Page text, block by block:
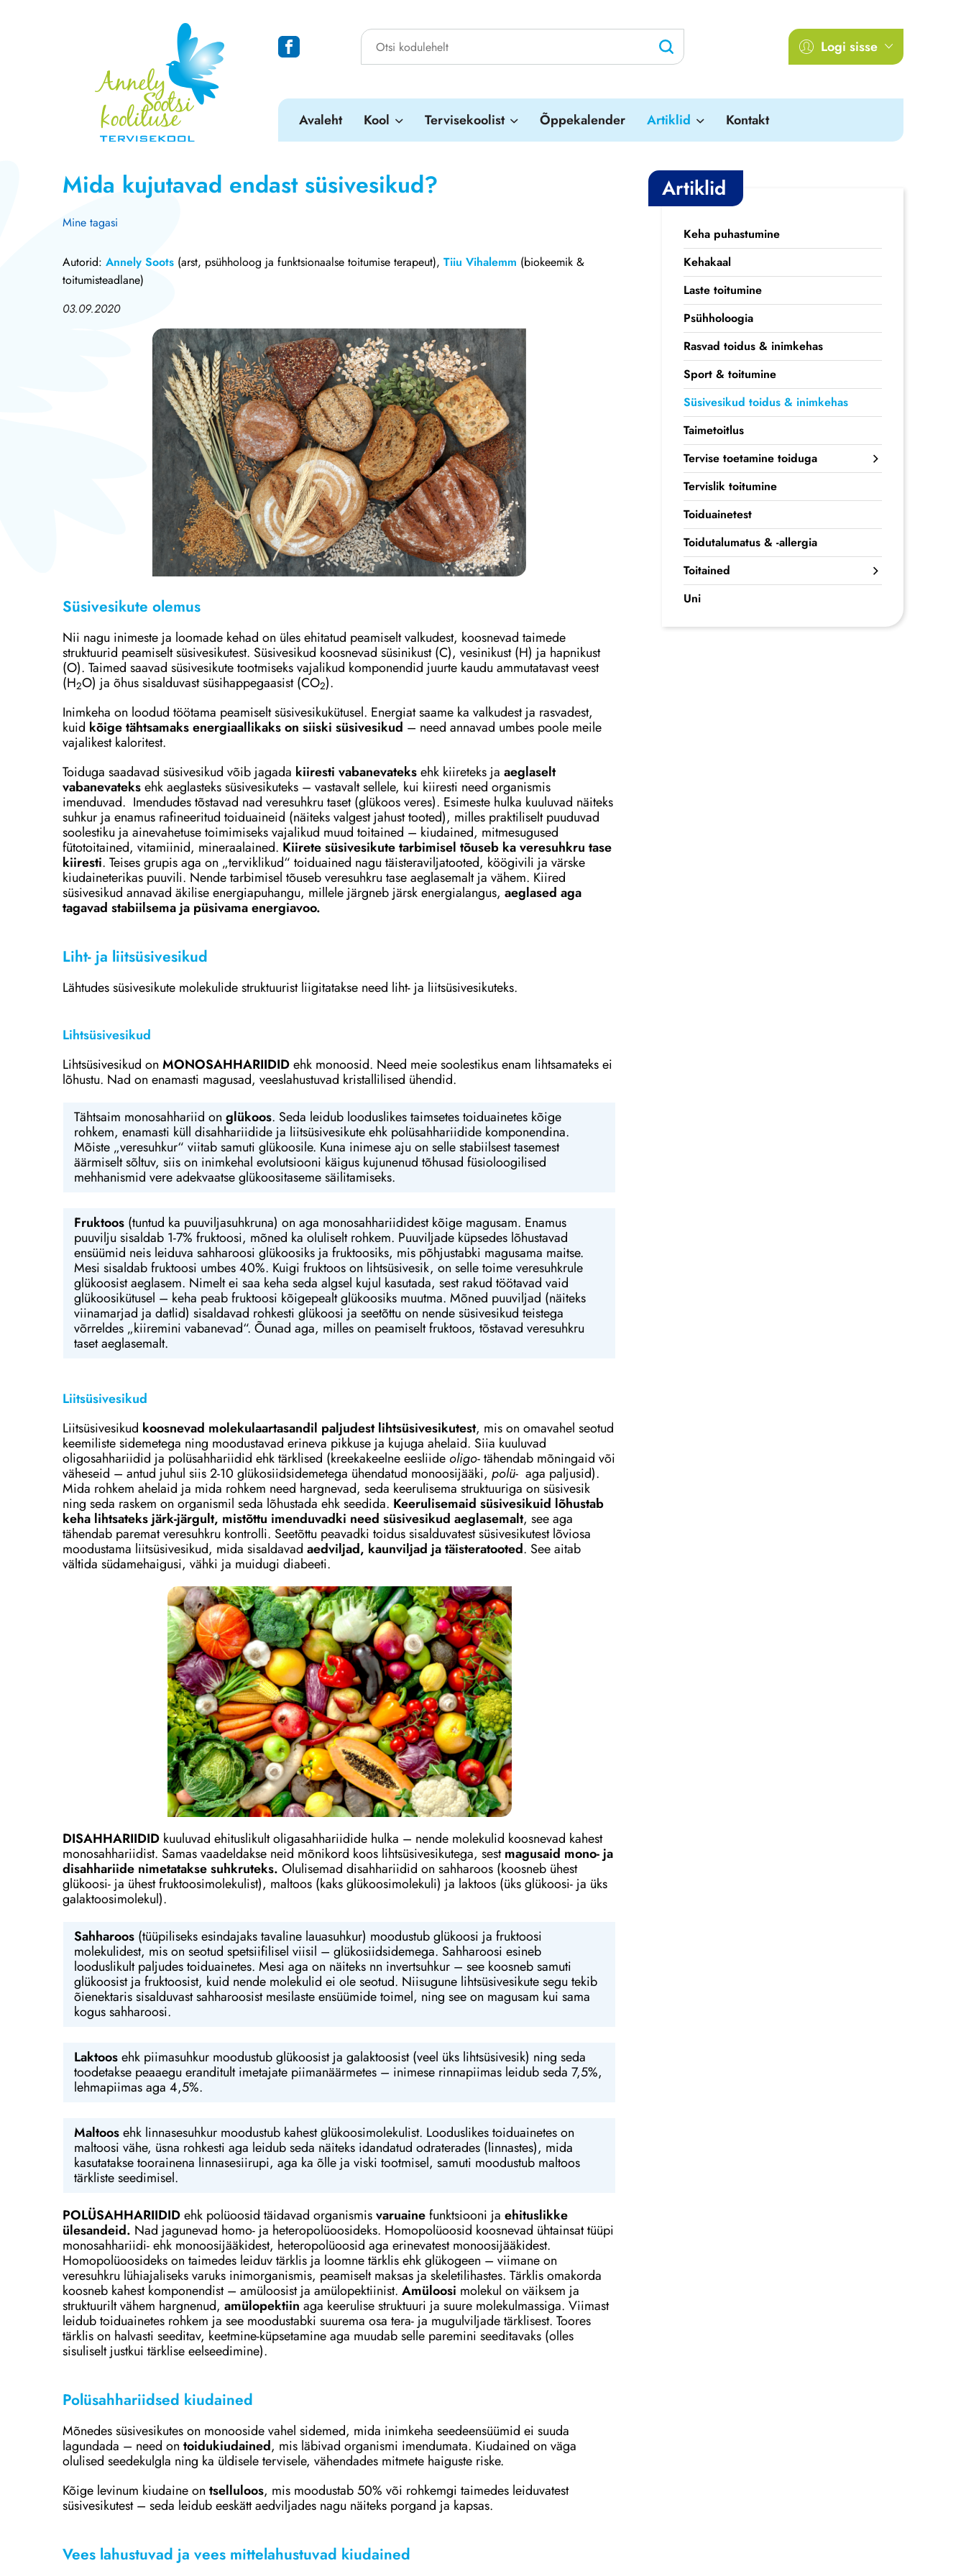
Logi sisse
Avaleht Kool Tervisekoolist Õppekalender Artiklid Kontakt
Artiklid
Keha puhastumine
Kehakaal
Laste toitumine
Psühholoogia
Rasvad toidus & inimkehas
Sport & toitumine
Süsivesikud toidus & inimkehas
Taimetoitlus
Tervise toetamine toiduga
Tervislik toitumine
Toiduainetest
Toidutalumatus & -allergia
Toitained
Uni
Mida kujutavad endast süsivesikud?
Mine tagasi
Autorid: Annely Soots (arst, psühholoog ja funktsionaalse toitumise terapeut), Tiiu Vihalemm (biokeemik &
toitumisteadlane)
03.09.2020
Süsivesikute olemus
Nii nagu inimeste ja loomade kehad on üles ehitatud peamiselt valkudest, koosnevad taimede
struktuurid peamiselt süsivesikutest. Süsivesikud koosnevad süsinikust (C), vesinikust (H) ja hapnikust
(O). Taimed saavad süsivesikute tootmiseks vajalikud komponendid juurte kaudu ammutatavast veest
(H2O) ja õhus sisalduvast süsihappegaasist (CO2).
Inimkeha on loodud töötama peamiselt süsivesikukütusel. Energiat saame ka valkudest ja rasvadest,
kuid kõige tähtsamaks energiaallikaks on siiski süsivesikud – need annavad umbes poole meile
vajalikest kaloritest.
Toiduga saadavad süsivesikud võib jagada kiiresti vabanevateksehk kiireteks ja aeglaselt
vabanevateksehk aeglasteks süsivesikuteks – vastavalt sellele, kui kiiresti need organismis
imenduvad. Imendudes tõstavad nad veresuhkru taset (glükoos veres). Esimeste hulka kuuluvad näiteks
suhkur ja enamus rafineeritud toiduaineid (näiteks valgest jahust tooted), milles praktiliselt puuduvad
soolestiku ja ainevahetuse toimimiseks vajalikud muud toitained – kiudained, mitmesugused
fütotoitained, vitamiinid, mineraalained. Kiirete süsivesikute tarbimisel tõuseb ka veresuhkru tase
kiiresti. Teises grupis aga on „terviklikud“ toiduained nagu täisteraviljatooted, köögivili ja värske
kiudaineterikas puuvili. Nende tarbimisel tõuseb veresuhkru tase aeglasemalt ja vähem. Kiired
süsivesikud annavad äkilise energiapuhangu, millele järgneb järsk energialangus, aeglased aga
tagavad stabiilsema ja püsivama energiavoo.
Liht- ja liitsüsivesikud
Lähtudes süsivesikute molekulide struktuurist liigitatakse need liht- ja liitsüsivesikuteks.
Lihtsüsivesikud
Lihtsüsivesikud on MONOSAHHARIIDIDehk monoosid. Need meie soolestikus enam lihtsamateks ei
lõhustu. Nad on enamasti magusad, veeslahustuvad kristallilised ühendid.
Tähtsaim monosahhariid on glükoos. Seda leidub looduslikes taimsetes toiduainetes kõige
rohkem, enamasti küll disahhariidide ja liitsüsivesikute ehk polüsahhariidide komponendina.
Mõiste „veresuhkur“ viitab samuti glükoosile. Kuna inimese aju on selle stabiilsest tasemest
äärmiselt sõltuv, siis on inimkehal evolutsiooni käigus kujunenud tõhusad füsioloogilised
mehhanismid vere adekvaatse glükoositaseme säilitamiseks.
Fruktoos (tuntud ka puuviljasuhkruna) on aga monosahhariididest kõige magusam. Enamus
puuvilju sisaldab 1-7% fruktoosi, mõned ka oluliselt rohkem. Puuviljade küpsedes lõhustavad
ensüümid neis leiduva sahharoosi glükoosiks ja fruktoosiks, mis põhjustabki magusama maitse.
Mesi sisaldab fruktoosi umbes 40%. Kuigi fruktoos on lihtsüsivesik, on selle toime veresuhkrule
glükoosist aeglasem. Nimelt ei saa keha seda algsel kujul kasutada, sest rakud töötavad vaid
glükoosikütusel – keha peab fruktoosi kõigepealt glükoosiks muutma. Mõned puuviljad (näiteks
viinamarjad ja datlid) sisaldavad rohkesti glükoosi ja seetõttu on nende süsivesikud teistega
võrreldes „kiiremini vabanevad“. Õunad aga, milles on peamiselt fruktoos, tõstavad veresuhkru
taset aeglasemalt.
Liitsüsivesikud
Liitsüsivesikud koosnevad molekulaartasandil paljudest lihtsüsivesikutest, mis on omavahel seotud
keemiliste sidemetega ning moodustavad erineva pikkuse ja kujuga ahelaid. Siia kuuluvad
oligosahhariidid ja polüsahhariidid ehk tärklised (kreekakeelne eesliide oligo-tähendab mõningaid või
väheseid – antud juhul siis 2-10 glükosiidsidemetega ühendatud monoosijääki, polü- aga paljusid).
Mida rohkem ahelaid ja mida rohkem need hargnevad, seda keerulisema struktuuriga on süsivesik
ning seda raskem on organismil seda lõhustada ehk seedida. Keerulisemaid süsivesikuid lõhustab
keha lihtsateks järk-järgult, mistõttu imenduvadki need süsivesikud aeglasemalt, see aga
tähendab paremat veresuhkru kontrolli. Seetõttu peavadki toidus sisalduvatest süsivesikutest lõviosa
moodustama liitsüsivesikud, mida sisaldavad aedviljad, kaunviljad ja täisteratooted. See aitab
vältida südamehaigusi, vähki ja muidugi diabeeti.
DISAHHARIIDID kuuluvad ehituslikult oligasahhariidide hulka – nende molekulid koosnevad kahest
monosahhariidist. Samas vaadeldakse neid mõnikord koos lihtsüsivesikutega, sestmagusaid mono- ja
disahhariide nimetatakse suhkruteks. Olulisemad disahhariidid on sahharoos (koosneb ühest
glükoosi- ja ühest fruktoosimolekulist), maltoos (kaks glükoosimolekuli) ja laktoos (üks glükoosi- ja üks
galaktoosimolekul).
Sahharoos (tüüpiliseks esindajaks tavaline lauasuhkur) moodustub glükoosi ja fruktoosi
molekulidest, mis on seotud spetsiifilisel viisil – glükosiidsidemega. Sahharoosi esineb
looduslikult paljudes toiduainetes. Mesi aga on näiteks nn invertsuhkur – see koosneb samuti
glükoosist ja fruktoosist, kuid nende molekulid ei ole seotud. Niisugune lihtsüsivesikute segu tekib
õienektaris sisalduvast sahharoosist mesilaste ensüümide toimel, ning see on magusam kui sama
kogus sahharoosi.
Laktoosehk piimasuhkur moodustub glükoosist ja galaktoosist (veel üks lihtsüsivesik) ning seda
toodetakse peaaegu eranditult imetajate piimanäärmetes – inimese rinnapiimas leidub seda 7,5%,
lehmapiimas aga 4,5%.
Maltoosehk linnasesuhkur moodustub kahest glükoosimolekulist. Looduslikes toiduainetes on
maltoosi vähe, üsna rohkesti aga leidub seda näiteks idandatud odraterades (linnastes), mida
kasutatakse toorainena linnasesiirupi, aga ka õlle ja viski tootmisel, samuti moodustub maltoos
tärkliste seedimisel.
POLÜSAHHARIIDIDehk polüoosid täidavad organismisvaruainefunktsiooni ja ehituslikke
ülesandeid. Nad jagunevad homo- ja heteropolüoosideks. Homopolüoosid koosnevad ühtainsat tüüpi
monosahhariidi- ehk monoosijääkidest, heteropolüoosid aga erinevatest monoosijääkidest.
Homopolüoosideks on taimedes leiduv tärklis ja loomne tärklis ehk glükogeen – viimane on
veresuhkru lühiajaliseks varuks inimorganismis, peamiselt maksas ja skeletilihastes. Tärklis omakorda
koosneb kahest komponendist – amüloosist ja amülopektiinist. Amüloosi molekul on väiksem ja
struktuurilt vähem hargnenud, amülopektiin aga keerulise struktuuri ja suure molekulmassiga. Viimast
leidub toiduainetes rohkem ja see moodustabki suurema osa tera- ja mugulviljade tärklisest. Toores
tärklis on halvasti seeditav, keetmine-küpsetamine aga muudab selle paremini seeditavaks (olles
sisuliselt justkui tärklise eelseedimine).
Polüsahhariidsed kiudained
Mõnedes süsivesikutes on monooside vahel sidemed, mida inimkeha seedeensüümid ei suuda
lagundada – need on toidukiudained, mis läbivad organismi imendumata. Kiudained on väga
olulised seedekulgla ning ka üldisele tervisele, vähendades mitmete haiguste riske.
Kõige levinum kiudaine on tselluloos, mis moodustab 50% või rohkemgi taimedes leiduvatest
süsivesikutest – seda leidub eeskätt aedviljades nagu näiteks porgand ja kapsas.
Vees lahustuvad ja vees mittelahustuvad kiudained